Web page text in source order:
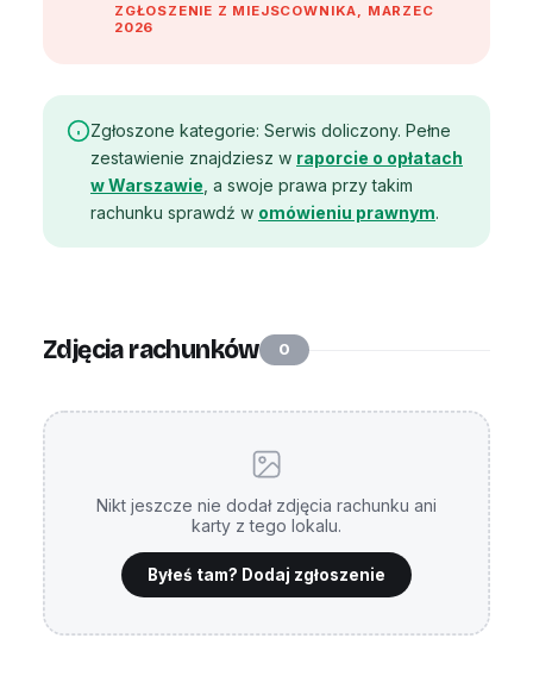
ZGŁOSZENIE Z MIEJSCOWNIKA, MARZEC
2026
Zgłoszone kategorie: Serwis doliczony. Pełne
zestawienie znajdziesz w raporcie o opłatach
w Warszawie , a swoje prawa przy takim
rachunku sprawdź w omówieniu prawnym.
Zdjęcia rachunków 0
Nikt jeszcze nie dodał zdjęcia rachunku ani
karty z tego lokalu.
Byłeś tam? Dodaj zgłoszenie